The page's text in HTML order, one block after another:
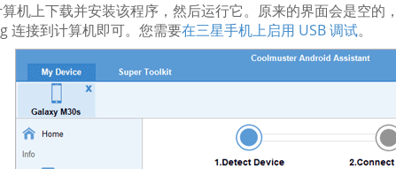
机上下载并安装该程序，然后运行它。原来的界面会是空的
连接到计算机即可。您需要在三星手机上启用 USB 调试。